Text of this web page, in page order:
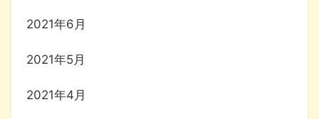
2021年6月
2021年5月
2021年4月